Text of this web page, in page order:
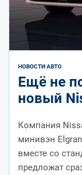
НОВОСТИ АВТО
Ещё не
новый
Компания
минивэн
вместе со
предложат